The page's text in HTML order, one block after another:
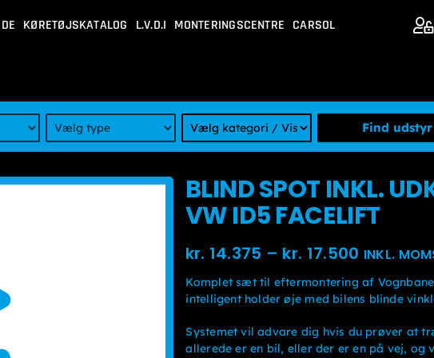
KØRETØJSKATALOG L.V.D.I MONTERINGSCENTRE CARSOL
BLIND SPOT INKL.
VW ID5 FACELIFT
kr. 14.375 – kr. 17.500
kr.
til
kr.
INKL.
Komplet sæt til eftermontering af
intelligent holder øje med bilens blinde
Systemet vil advare dig hvis du prøver at
allerede er en bil, eller der er en på vej,